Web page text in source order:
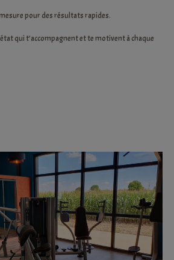
pour des résultats rapides.
qui t’accompagnent et te motivent à chaque